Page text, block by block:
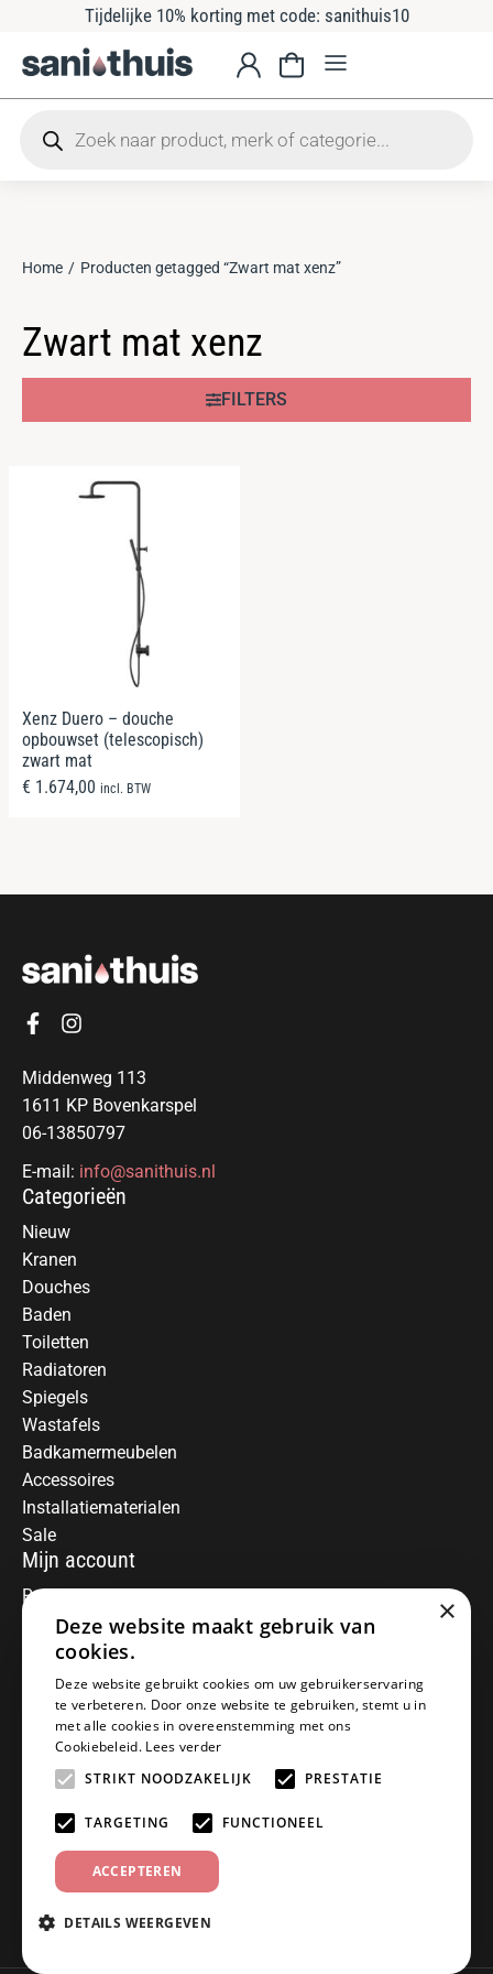
Tijdelijke 10% korting met code: sanithuis10
Je bent hier:
Home Producten getagged “Zwart mat xenz”
Zwart mat xenz
FILTERS
Xenz Duero – douche
opbouwset (telescopisch)
zwart mat
€ 1.674,00 incl. BTW
Middenweg 113
1611 KP Bovenkarspel
06-13850797
E-mail: info@sanithuis.nl
Categorieën
Nieuw
Kranen
Douches
Baden
Toiletten
Radiatoren
Spiegels
Wastafels
Badkamermeubelen
Accessoires
Installatiematerialen
Sale
Mijn account
Registreren
Mijn bestellingen
Informatie
Over ons
Algemene voorwaarden
Disclaimer
Privacy Policy
Betaalmethoden
Retourneren
Klantenservice
Offerte aanvragen
Contact
×
Deze website maakt gebruik van
cookies.
Deze website gebruikt cookies om uw gebruikerservaring
te verbeteren. Door onze website te gebruiken, stemt u in
met alle cookies in overeenstemming met ons
Cookiebeleid. Lees verder
STRIKT NOODZAKELIJK
PRESTATIE
TARGETING FUNCTIONEEL
ACCEPTEREN
DETAILS WEERGEVEN